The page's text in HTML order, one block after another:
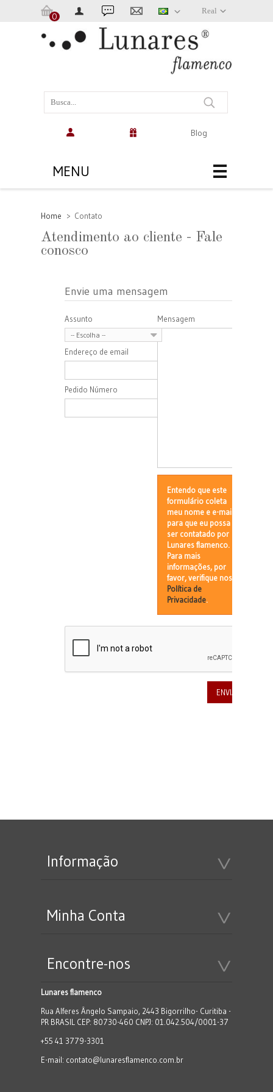
Real
Blog
0
(vazio)
MENU
Home > Contato
Atendimento ao cliente - Fale
conosco
Envie uma mensagem
Assunto
-- Escolha --
Endereço de email
Pedido Número
Mensagem
Entendo que este
formulário coleta
meu nome e e-mail
para que eu possa
ser contatado por
Lunares flamenco.
Para mais
informações, por
favor, verifique nossa
Política de
Privacidade.
Informação
Minha Conta
Encontre-nos
Lunares flamenco
Rua Alferes Ângelo Sampaio, 2443 Bigorrilho- Curitiba -
PR BRASIL CEP: 80730-460 CNPJ: 01.042.504/0001-37
+55 41 3779-3301
E-mail: contato@lunaresflamenco.com.br